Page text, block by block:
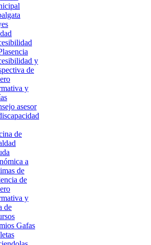
y
de
y
asesor
de
a
de
de
y
de
Gafas